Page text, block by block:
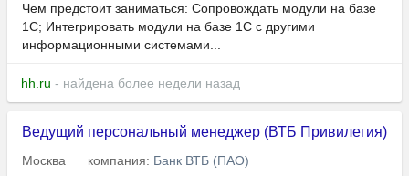
Чем предстоит заниматься: Сопровождать модули на базе
1С; Интегрировать модули на базе 1С с другими
информационными системами...
hh.ru - найдена более недели назад
Ведущий персональный менеджер (ВТБ Привилегия)
Москва компания: Банк ВТБ (ПАО)